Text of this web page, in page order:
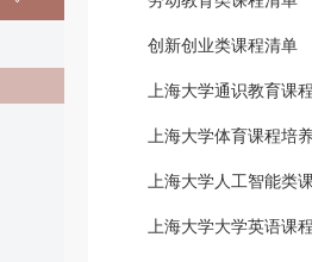
创新创业类课程清单
上海大学通识教育课
上海大学体育课程培
上海大学人工智能类
上海大学大学英语课